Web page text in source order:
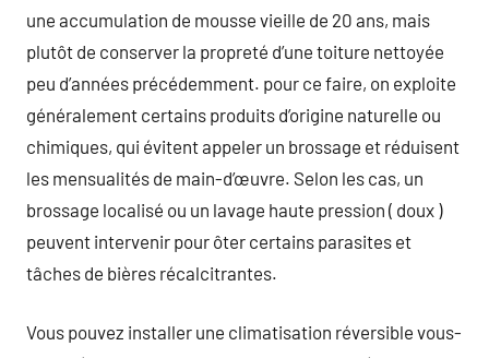
une accumulation de mousse vieille de 20 ans, mais
plutôt de conserver la propreté d’une toiture nettoyée
peu d’années précédemment. pour ce faire, on exploite
généralement certains produits d’origine naturelle ou
chimiques, qui évitent appeler un brossage et réduisent
les mensualités de main-d’œuvre. Selon les cas, un
brossage localisé ou un lavage haute pression ( doux )
peuvent intervenir pour ôter certains parasites et
tâches de bières récalcitrantes.
Vous pouvez installer une climatisation réversible vous-